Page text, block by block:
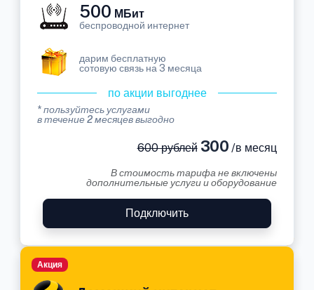
500 МБит
беспроводной интернет
дарим бесплатную
сотовую связь на 3 месяца
по акции выгоднее
* пользуйтесь услугами
в течение 2 месяцев выгодно
600 рублей300 /в месяц
В стоимость тарифа не включены
дополнительные услуги и оборудование
Подключить
Акция